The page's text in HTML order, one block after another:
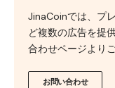
JinaCoinでは、プ
ど複数の広告を提
合わせページより
お問い合わせ